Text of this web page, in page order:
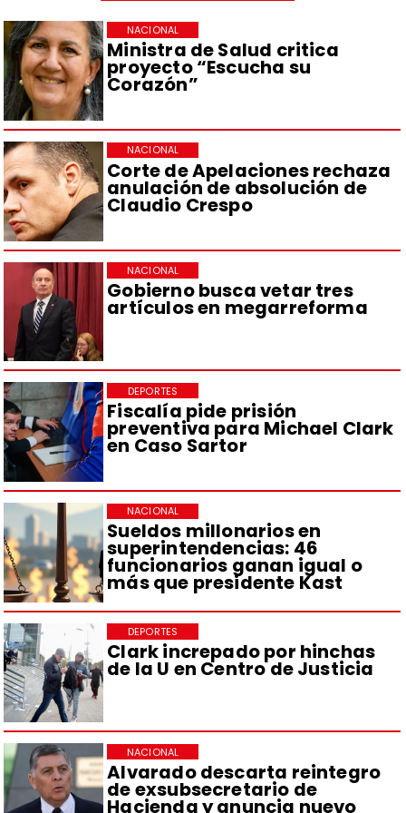
Ministra de Salud critica
proyecto “Escucha su
Corazón”
NACIONAL
Corte de Apelaciones rechaza
anulación de absolución de
Claudio Crespo
NACIONAL
Gobierno busca vetar tres
artículos en megarreforma
NACIONAL
Fiscalía pide prisión
preventiva para Michael Clark
en Caso Sartor
DEPORTES
Sueldos millonarios en
superintendencias: 46
funcionarios ganan igual o
más que presidente Kast
NACIONAL
Clark increpado por hinchas
de la U en Centro de Justicia
DEPORTES
Alvarado descarta reintegro
de exsubsecretario de
Hacienda y anuncia nuevo
NACIONAL